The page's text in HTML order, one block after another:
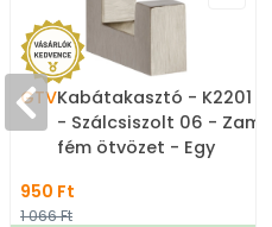
GTVKabátakasztó - K2201 16
- Szálcsiszolt 06 - Zamak
fém ötvözet - Egy
950 Ft
1 066 Ft